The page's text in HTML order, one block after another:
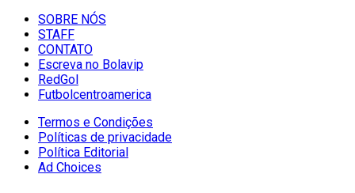
SOBRE NÓS
STAFF
CONTATO
Escreva no Bolavip
RedGol
Futbolcentroamerica
Termos e Condições
Políticas de privacidade
Política Editorial
Ad Choices